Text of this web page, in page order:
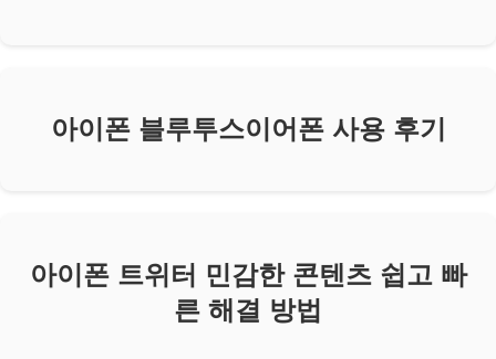
아이폰 블루투스이어폰 사용 후기
아이폰 트위터 민감한 콘텐츠 쉽고 빠
른 해결 방법